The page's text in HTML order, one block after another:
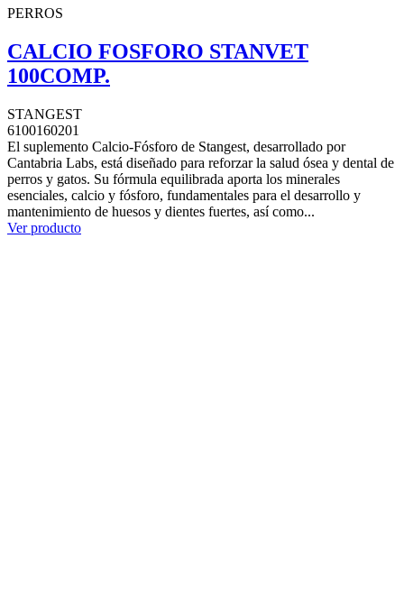
PERROS
CALCIO FOSFORO STANVET
100COMP.
STANGEST
6100160201
El suplemento Calcio-Fósforo de Stangest, desarrollado por
Cantabria Labs, está diseñado para reforzar la salud ósea y dental de
perros y gatos. Su fórmula equilibrada aporta los minerales
esenciales, calcio y fósforo, fundamentales para el desarrollo y
mantenimiento de huesos y dientes fuertes, así como...
Ver producto